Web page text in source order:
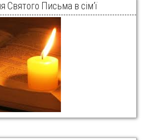
Святого Письма в сім’ї